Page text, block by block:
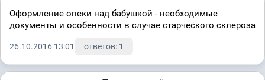
Оформление опеки над бабушкой - необходимые
документы и особенности в случае старческого склероза
26.10.2016 13:01 ответов: 1